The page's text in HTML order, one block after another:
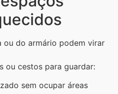
ou do armário podem virar
ou cestos para guardar:
sem ocupar áreas